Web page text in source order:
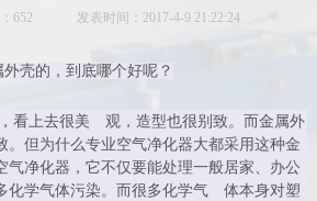
652 发表时间：2017-4-9 21:22:24
壳的，到底哪个好呢？
看上去很美 观，造型也很别致。而金属外
但为什么专业空气净化器大都采用这种金
净化器，它不仅要能处理一般居家、办公
化学气体污染。而很多化学气 体本身对塑